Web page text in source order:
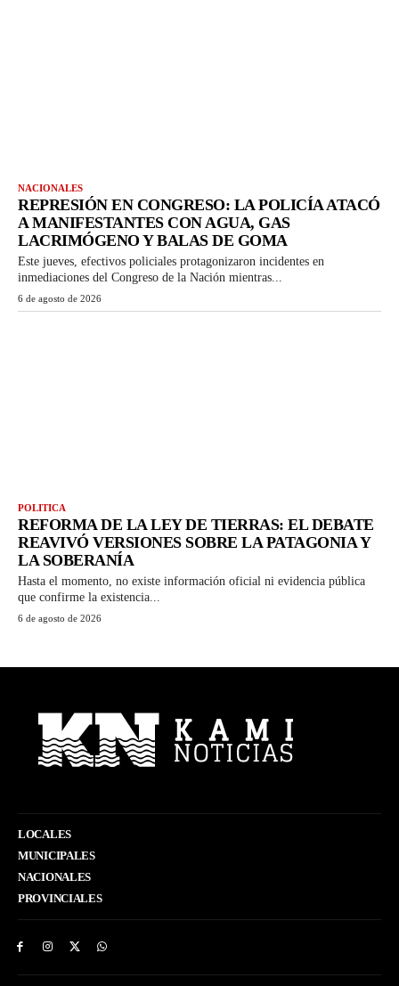
NACIONALES
REPRESIÓN EN CONGRESO: LA POLICÍA ATACÓ
A MANIFESTANTES CON AGUA, GAS
LACRIMÓGENO Y BALAS DE GOMA
Este jueves, efectivos policiales protagonizaron incidentes en
inmediaciones del Congreso de la Nación mientras...
6 de agosto de 2026
POLITICA
REFORMA DE LA LEY DE TIERRAS: EL DEBATE
REAVIVÓ VERSIONES SOBRE LA PATAGONIA Y
LA SOBERANÍA
Hasta el momento, no existe información oficial ni evidencia pública
que confirme la existencia...
6 de agosto de 2026
LOCALES
MUNICIPALES
NACIONALES
PROVINCIALES